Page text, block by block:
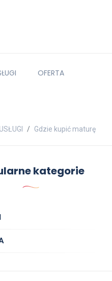
OFERTA
USŁUGI Gdzie kupić maturę
kategorie